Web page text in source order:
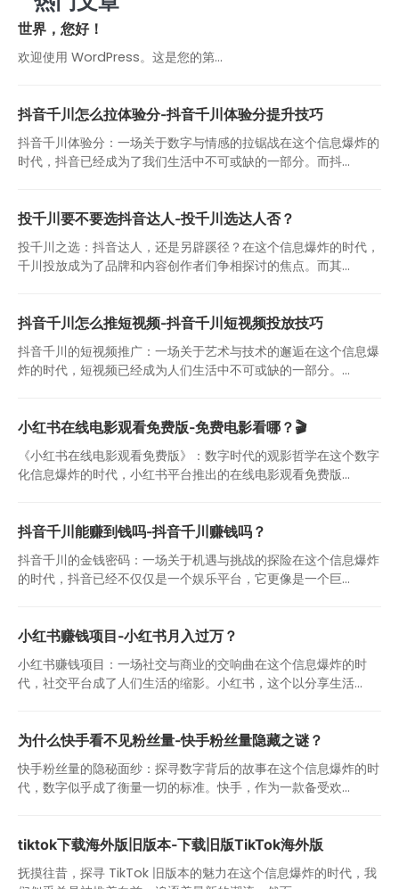
世界，您好！
欢迎使用 WordPress。这是您的第…
抖音千川怎么拉体验分-抖音千川体验分提升技巧
抖音千川体验分：一场关于数字与情感的拉锯战在这个信息爆炸的
时代，抖音已经成为了我们生活中不可或缺的一部分。而抖...
投千川要不要选抖音达人-投千川选达人否？
投千川之选：抖音达人，还是另辟蹊径？在这个信息爆炸的时代，
千川投放成为了品牌和内容创作者们争相探讨的焦点。而其...
抖音千川怎么推短视频-抖音千川短视频投放技巧
抖音千川的短视频推广：一场关于艺术与技术的邂逅在这个信息爆
炸的时代，短视频已经成为人们生活中不可或缺的一部分。...
小红书在线电影观看免费版-免费电影看哪？🎬
《小红书在线电影观看免费版》：数字时代的观影哲学在这个数字
化信息爆炸的时代，小红书平台推出的在线电影观看免费版...
抖音千川能赚到钱吗-抖音千川赚钱吗？
抖音千川的金钱密码：一场关于机遇与挑战的探险在这个信息爆炸
的时代，抖音已经不仅仅是一个娱乐平台，它更像是一个巨...
小红书赚钱项目-小红书月入过万？
小红书赚钱项目：一场社交与商业的交响曲在这个信息爆炸的时
代，社交平台成了人们生活的缩影。小红书，这个以分享生活...
为什么快手看不见粉丝量-快手粉丝量隐藏之谜？
快手粉丝量的隐秘面纱：探寻数字背后的故事在这个信息爆炸的时
代，数字似乎成了衡量一切的标准。快手，作为一款备受欢...
tiktok下载海外版旧版本-下载旧版TikTok海外版
抚摸往昔，探寻 TikTok 旧版本的魅力在这个信息爆炸的时代，我